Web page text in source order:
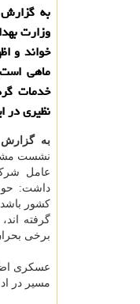
به گزارش
وزارت
خواند و
ماهی
خدمات
نظیری در
به گزارش
نشست
عامل
داشت:
كشور
گرفته
برخی
عسكری
مسیر در